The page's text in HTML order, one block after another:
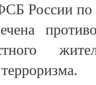
России по